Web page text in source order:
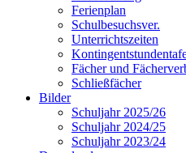
Ferienplan
Schulbesuchsver.
Unterrichtszeiten
Fächer und
Schließfächer
Bilder
Schuljahr 2025/26
Schuljahr 2024/25
Schuljahr 2023/24